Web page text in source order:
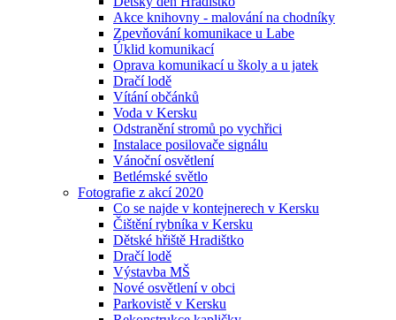
Akce knihovny - malování na chodníky
Zpevňování komunikace u Labe
Úklid komunikací
Oprava komunikací u školy a u jatek
Dračí lodě
Vítání občánků
Voda v Kersku
Odstranění stromů po vychřici
Instalace posilovače signálu
Vánoční osvětlení
Betlémské světlo
Fotografie z akcí 2020
Co se najde v kontejnerech v Kersku
Čištění rybníka v Kersku
Dětské hřiště Hradištko
Dračí lodě
Výstavba MŠ
Nové osvětlení v obci
Parkovistě v Kersku